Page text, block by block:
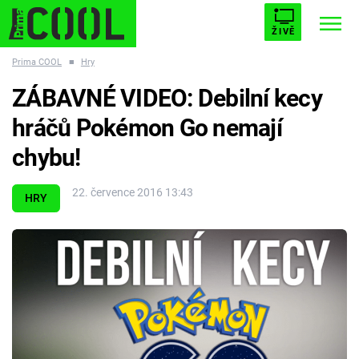
ŽIVĚ
ESCAPE PLNEJ KOTEL AVENGERS 5
Témata
Seriály
Prima COOL ■ Hry
HRY 22. července 2016 13:43
ZÁBAVNÉ VIDEO: Debilní kecy
hráčů Pokémon Go nemají
chybu!